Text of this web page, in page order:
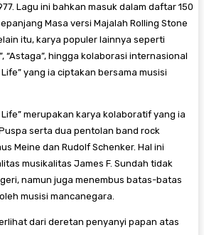
Lagu ini bahkan masuk dalam daftar 150
Masa versi Majalah Rolling Stone
itu, karya populer lainnya seperti
“Astaga”, hingga kolaborasi internasional
Life” yang ia ciptakan bersama musisi
Life” merupakan karya kolaboratif yang ia
serta dua pentolan band rock
Meine dan Rudolf Schenker. Hal ini
musikalitas James F. Sundah tidak
namun juga menembus batas-batas
musisi mancanegara.
dari deretan penyanyi papan atas